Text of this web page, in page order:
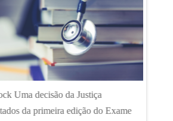
Uma decisão da Justiça
da primeira edição do Exame